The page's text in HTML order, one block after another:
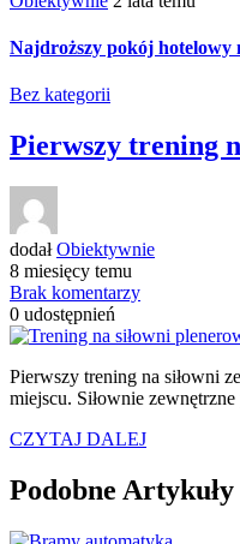
Najdroższy pokój hotelowy
Bez kategorii
Pierwszy trening
dodałObiektywnie
8 miesięcy temu
Brak komentarzy
0 udostępnień
Pierwszy trening na siłowni
miejscu. Siłownie
CZYTAJ DALEJ
Podobne Artykuły